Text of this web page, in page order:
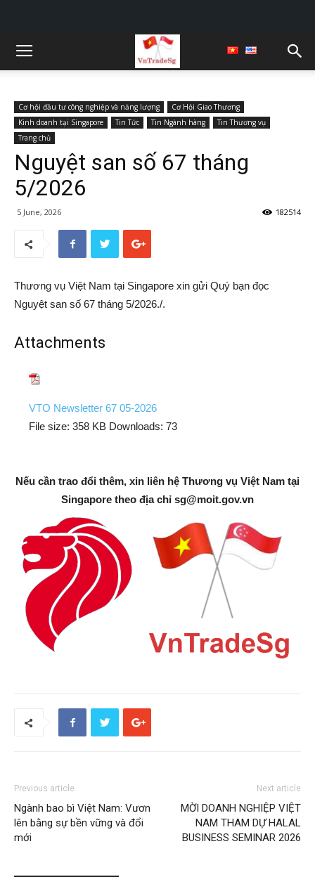
Cơ hội đầu tư công nghiệp và năng lượng
Cơ Hội Giao Thương
Kinh doanh tại Singapore
Tin Tức Tin Ngành hàng
Tin Thương vụ
Trang chủ
Nguyệt san số 67 tháng
5/2026
5 June, 2026 182514
Thương vụ Việt Nam tại Singapore xin gửi Quý bạn đọc
Nguyệt san số 67 tháng 5/2026./.
Attachments
VTO Newsletter 67 05-2026
File size: 358 KB Downloads: 73
Nếu cần trao đổi thêm, xin liên hệ Thương vụ Việt Nam tại
Singapore theo địa chỉ sg@moit.gov.vn
Previous article
Ngành bao bì Việt Nam: Vươn
lên bằng sự bền vững và đổi
mới
Next article
MỜI DOANH NGHIỆP VIỆT
NAM THAM DỰ HALAL
BUSINESS SEMINAR 2026